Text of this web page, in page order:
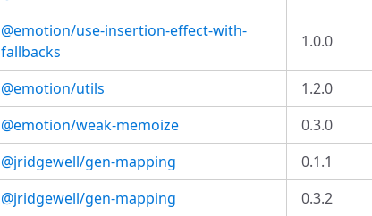
@emotion/use-insertion-effect-with-
fallbacks
1.0.0
@emotion/utils 1.2.0
@emotion/weak-memoize
0.3.0
@jridgewell/gen-mapping
0.1.1
@jridgewell/gen-mapping
0.3.2